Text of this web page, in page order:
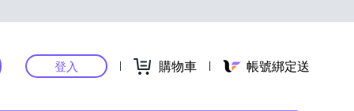
登入 購物車 帳號綁定送